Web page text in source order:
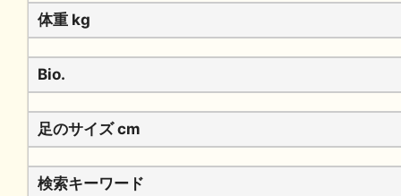
体重 kg
Bio.
足のサイズ cm
検索キーワード